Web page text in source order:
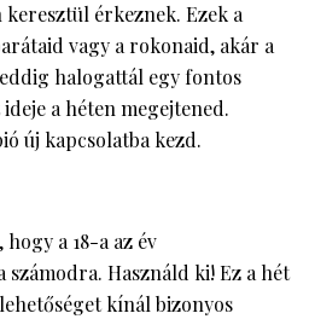
érkeznek. Ezek a
vagy a rokonaid, akár a
halogattál egy fontos
a héten megejtened.
új kapcsolatba kezd.
a 18-a az év
számodra. Használd ki! Ez a hét
kínál bizonyos